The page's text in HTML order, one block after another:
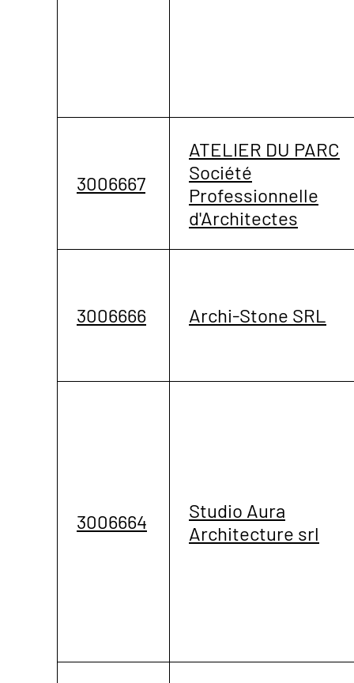
3006667
ATELIER DU PARC
Société
Professionnelle
d'Architectes
3006666 Archi-Stone SRL
3006664
Studio Aura
Architecture srl